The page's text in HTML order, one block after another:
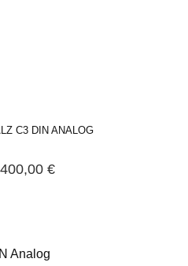
C3 DIN ANALOG
€